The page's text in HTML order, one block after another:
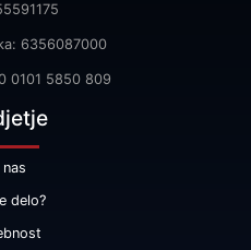
6356087000
0101 5850 809
nas
delo?